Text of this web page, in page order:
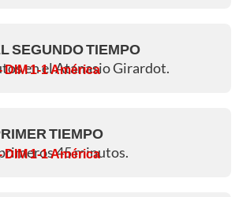
SEGUNDO TIEMPO
en el Atanasio Girardot.
DIM 1-1 América
TIEMPO
45 minutos.
DIM 1-1 América